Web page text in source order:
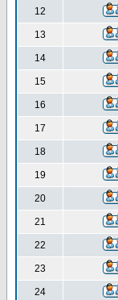
12
13
14
15
16
17
18
19
20
21
22
23
24